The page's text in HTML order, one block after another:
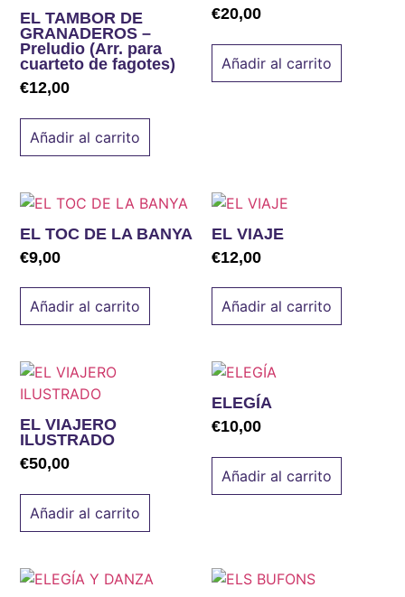
EL TAMBOR DE
GRANADEROS –
Preludio (Arr. para
cuarteto de fagotes)
€12,00
Añadir al carrito
€20,00
Añadir al carrito
EL TOC DE LA BANYA
€9,00
Añadir al carrito
EL VIAJE
€12,00
Añadir al carrito
EL VIAJERO
ILUSTRADO
€50,00
Añadir al carrito
ELEGÍA
€10,00
Añadir al carrito